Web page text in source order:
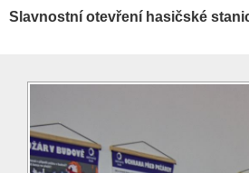
Slavnostní otevření hasičské